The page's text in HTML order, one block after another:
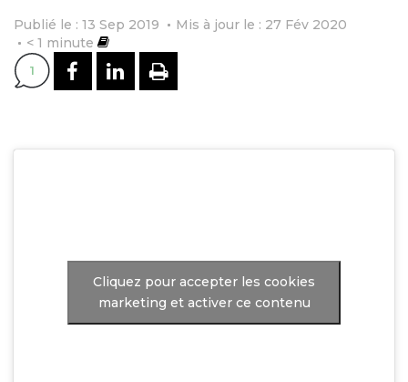
Publié le : 13 Sep 2019
Mis à jour le : 27 Fév 2020
< 1 minute
1 PARTAGER SUR FACEBOOK
PARTAGER SUR
IMPRIMER
Cliquez pour accepter les cookies
marketing et activer ce contenu